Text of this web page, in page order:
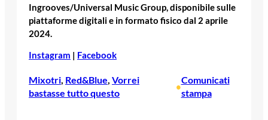
Ingrooves/Universal Music Group, disponibile sulle
piattaforme digitali e in formato fisico dal 2 aprile
2024.
Instagram | Facebook
Mixotri Red&Blue Vorrei
bastasse tutto questo
•
Comunicati
stampa